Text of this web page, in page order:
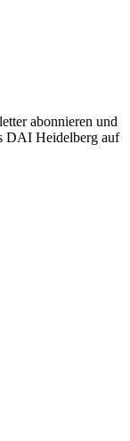
abonnieren und
DAI Heidelberg auf